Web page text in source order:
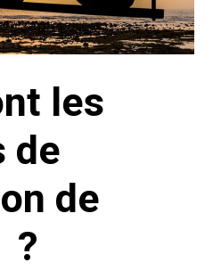
les
de
de
?